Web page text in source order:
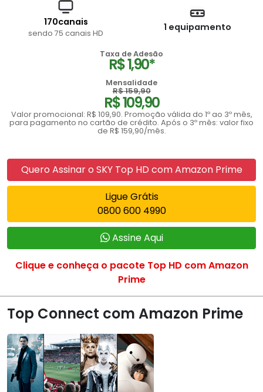
170canais
sendo 75 canais HD
1 equipamento
Taxa de Adesão
R$ 1,90*
Mensalidade
R$ 159,90
R$ 109,90
Valor promocional: R$ 109,90. Promoção válida do 1º ao 3º mês,
para pagamento no cartão de crédito. Após o 3º mês: valor fixo
de R$ 159,90/mês.
Quero Assinar o SKY Top HD com Amazon Prime
Ligue Grátis
0800 600 4990
Assine Aqui
Clique e conheça o pacote Top HD com Amazon
Prime
Top Connect com Amazon Prime